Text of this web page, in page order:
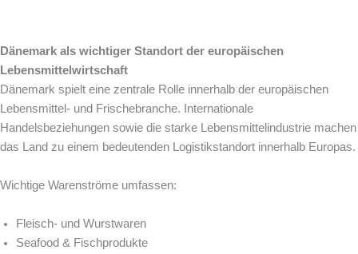
Dänemark als wichtiger Standort der europäischen
Lebensmittelwirtschaft
Dänemark spielt eine zentrale Rolle innerhalb der europäischen
Lebensmittel- und Frischebranche. Internationale
Handelsbeziehungen sowie die starke Lebensmittelindustrie machen
das Land zu einem bedeutenden Logistikstandort innerhalb Europas.
Wichtige Warenströme umfassen:
Fleisch- und Wurstwaren
Seafood & Fischprodukte